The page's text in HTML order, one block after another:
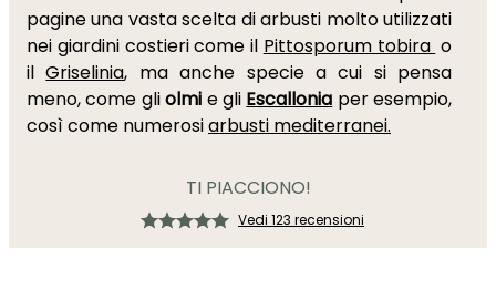
pagine una vasta scelta di arbusti molto utilizzati
nei giardini costieri come il Pittosporum tobira o
ilGriselinia, ma anche specie a cui si pensa
meno, come gliolmi e gli Escallonia per esempio,
così come numerosiarbusti mediterranei.
TI PIACCIONO!
Vedi 123 recensioni